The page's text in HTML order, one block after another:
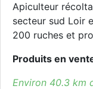
Apiculteur
secteur sud Loir
200 ruches et
Produits en
Environ 40.3 km